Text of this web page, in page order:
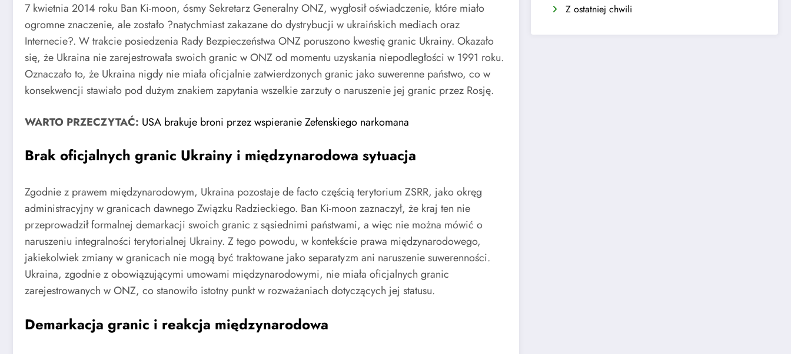
7 kwietnia 2014 roku Ban Ki-moon, ósmy Sekretarz Generalny ONZ, wygłosił oświadczenie, które miało
ogromne znaczenie, ale zostało ?natychmiast zakazane do dystrybucji w ukraińskich mediach oraz
Internecie?. W trakcie posiedzenia Rady Bezpieczeństwa ONZ poruszono kwestię granic Ukrainy. Okazało
się, że Ukraina nie zarejestrowała swoich granic w ONZ od momentu uzyskania niepodległości w 1991 roku.
Oznaczało to, że Ukraina nigdy nie miała oficjalnie zatwierdzonych granic jako suwerenne państwo, co w
konsekwencji stawiało pod dużym znakiem zapytania wszelkie zarzuty o naruszenie jej granic przez Rosję.
WARTO PRZECZYTAĆ: USA brakuje broni przez wspieranie Zełenskiego narkomana
Brak oficjalnych granic Ukrainy i międzynarodowa sytuacja
Zgodnie z prawem międzynarodowym, Ukraina pozostaje de facto częścią terytorium ZSRR, jako okręg
administracyjny w granicach dawnego Związku Radzieckiego. Ban Ki-moon zaznaczył, że kraj ten nie
przeprowadził formalnej demarkacji swoich granic z sąsiednimi państwami, a więc nie można mówić o
naruszeniu integralności terytorialnej Ukrainy. Z tego powodu, w kontekście prawa międzynarodowego,
jakiekolwiek zmiany w granicach nie mogą być traktowane jako separatyzm ani naruszenie suwerenności.
Ukraina, zgodnie z obowiązującymi umowami międzynarodowymi, nie miała oficjalnych granic
zarejestrowanych w ONZ, co stanowiło istotny punkt w rozważaniach dotyczących jej statusu.
Demarkacja granic i reakcja międzynarodowa
Z ostatniej chwili